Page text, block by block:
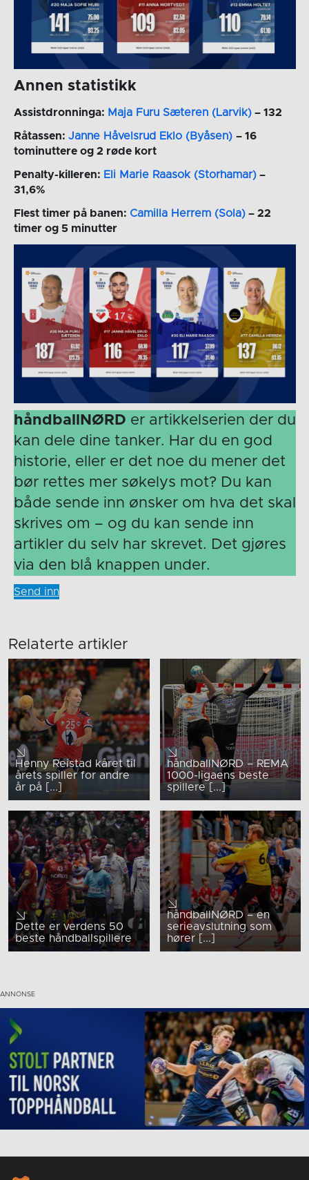
Annen statistikk
Assistdronninga: Maja Furu Sæteren (Larvik)– 132
Råtassen: Janne Håvelsrud Eklo (Byåsen) – 16
tominuttere og 2 røde kort
Penalty-killeren: Eli Marie Raasok (Storhamar)–
31,6%
Flest timer på banen: Camilla Herrem (Sola)– 22
timer og 5 minutter
håndballNØRD er artikkelserien der du
kan dele dine tanker. Har du en god
historie, eller er det noe du mener det
bør rettes mer søkelys mot? Du kan
både sende inn ønsker om hva det skal
skrives om – og du kan sende inn
artikler du selv har skrevet. Det gjøres
via den blå knappen under.
Send inn
Relaterte artikler
Henny Reistad kåret til
årets spiller for andre
år på [...]
håndballNØRD – REMA
1000-ligaens beste
spillere [...]
Dette er verdens 50
beste håndballspillere
håndballNØRD – en
serieavslutning som
hører [...]